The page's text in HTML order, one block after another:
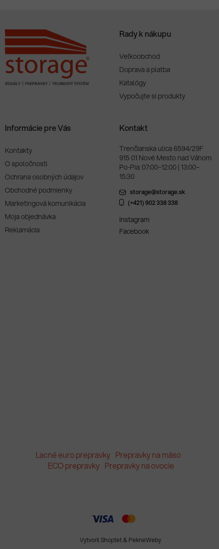
Rady k nákupu
Veľkoobchod
Doprava a platba
Katalógy
Vypočujte si produkty
Informácie pre Vás
Kontakty
O spoločnosti
Ochrana osobných údajov
Obchodné podmienky
Marketingová komunikácia
Moja objednávka
Reklamácia
Kontakt
Trenčianska ulica 6594/29F
915 01 Nové Mesto nad Váhom
Po-Pia: 07:00–12:00 | 13:00–
15:30
storage@storage.sk
(+421) 902 338 338
Instagram
Facebook
Lacné euro prepravky Prepravky na mäso
ECO prepravky Prepravky na ovocie
Vytvoril Shoptet& PekneWeby